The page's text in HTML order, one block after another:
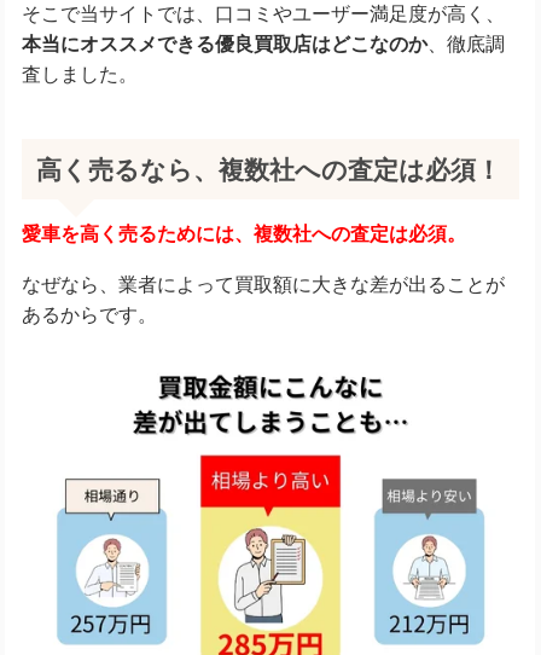
そこで当サイトでは、口コミやユーザー満足度が高く、
本当にオススメできる優良買取店はどこなのか、徹底調
査しました。
高く売るなら、複数社への査定は必須！
愛車を高く売るためには、複数社への査定は必須。
なぜなら、業者によって買取額に大きな差が出ることが
あるからです。